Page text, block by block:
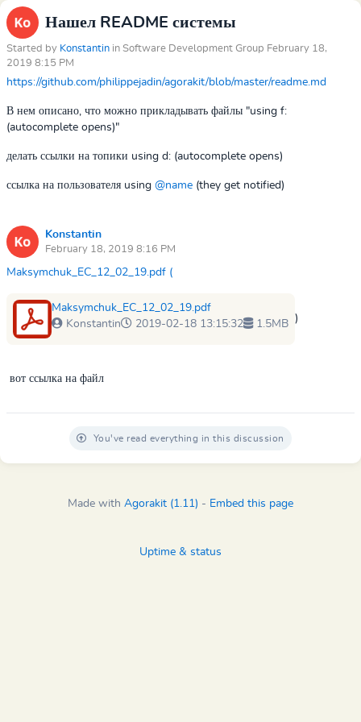
Нашел README системы
Started by Konstantin in Software Development Group February 18,
2019 8:15 PM
https://github.com/philippejadin/agorakit/blob/master/readme.md
В нем описано, что можно прикладывать файлы "using f:
(autocomplete opens)"
делать ссылки на топики using d: (autocomplete opens)
ссылка на пользователя using @name (they get notified)
Konstantin
February 18, 2019 8:16 PM
Maksymchuk_EC_12_02_19.pdf (
Maksymchuk_EC_12_02_19.pdf
Konstantin
2019-02-18 13:15:32 1.5MB )
вот ссылка на файл
You've read everything in this discussion
Made with Agorakit (1.11) - Embed this page
Uptime & status